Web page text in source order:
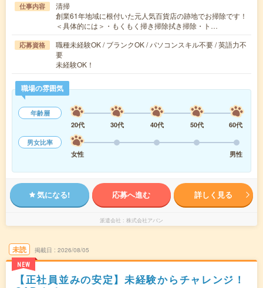
仕事内容
清掃
創業61年地域に根付いた元人気百貨店の跡地でお掃除です！
＜具体的には＞・もくもく掃き掃除拭き掃除・ト…
応募資格
職種未経験OK / ブランクOK / パソコンスキル不要 / 英語力不
要
未経験OK！
職場の雰囲気
年齢層
20代
30代 40代 50代
60代
男女比率
女性
男性
気になる! 応募へ進む 詳しく見る
派遣会社 株式会社アバン
未読
NEW
掲載日 2026/08/05
【正社員並みの安定】未経験からチャレンジ！